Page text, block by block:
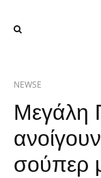
NEWSE
Μεγάλη
σούπερ